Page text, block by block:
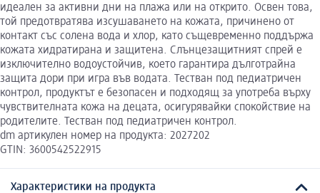
идеален за активни дни на плажа или на открито. Освен това,
той предотвратява изсушаването на кожата, причинено от
контакт със солена вода и хлор, като същевременно поддържа
кожата хидратирана и защитена. Слънцезащитният спрей е
изключително водоустойчив, което гарантира дълготрайна
защита дори при игра във водата. Тестван под педиатричен
контрол, продуктът е безопасен и подходящ за употреба върху
чувствителната кожа на децата, осигурявайки спокойствие на
родителите. Тестван под педиатричен контрол.
dm артикулен номер на продукта: 2027202
GTIN: 3600542522915
Характеристики на продукта